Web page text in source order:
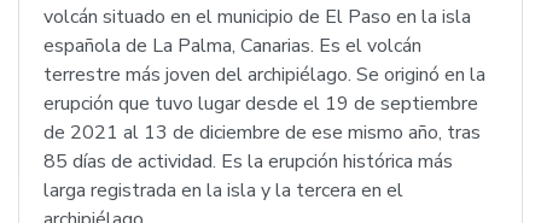
volcán situado en el municipio de El Paso en la isla
española de La Palma, Canarias. Es el volcán
terrestre más joven del archipiélago. Se originó en la
erupción que tuvo lugar desde el 19 de septiembre
de 2021 al 13 de diciembre de ese mismo año, tras
85 días de actividad. Es la erupción histórica más
larga registrada en la isla y la tercera en el